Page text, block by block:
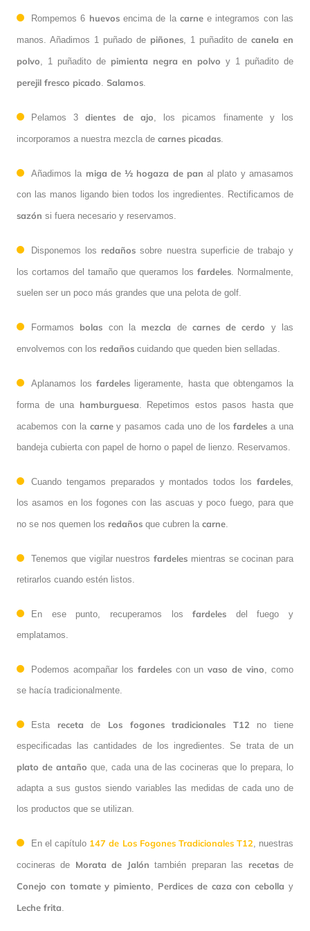
Rompemos 6 huevosencima de la carnee integramos con las
manos. Añadimos 1 puñado de piñones , 1 puñadito de canela en
polvo , 1 puñadito de pimienta negra en polvo y 1 puñadito de
perejil fresco picado Salamos
Pelamos 3dientes de ajo , los picamos finamente y los
incorporamos a nuestra mezcla de carnes picadas
Añadimos la miga de ½ hogaza de pan al plato y amasamos
con las manos ligando bien todos los ingredientes. Rectificamos de
sazón si fuera necesario y reservamos.
Disponemos los redaños sobre nuestra superficie de trabajo y
los cortamos del tamaño que queramos los fardeles . Normalmente,
suelen ser un poco más grandes que una pelota de golf.
Formamos bolas con la mezcla de carnes de cerdo y las
envolvemos con los redaños cuidando que queden bien selladas.
Aplanamos losfardeles ligeramente, hasta que obtengamos la
forma de una hamburguesa . Repetimos estos pasos hasta que
acabemos con la carney pasamos cada uno de losfardeles a una
bandeja cubierta con papel de horno o papel de lienzo. Reservamos.
Cuando tengamos preparados y montados todos los fardeles
los asamos en los fogones con las ascuas y poco fuego, para que
no se nos quemen los redaños que cubren la carne
Tenemos que vigilar nuestros fardeles mientras se cocinan para
retirarlos cuando estén listos.
En ese punto, recuperamos losfardeles del fuego y
emplatamos.
Podemos acompañar los fardelescon unvaso de vino , como
se hacía tradicionalmente.
Esta receta de Los fogones tradicionales T12 no tiene
especificadas las cantidades de los ingredientes. Se trata de un
plato de antaño que, cada una de las cocineras que lo prepara, lo
adapta a sus gustos siendo variables las medidas de cada uno de
los productos que se utilizan.
En el capítulo 147 de Los Fogones Tradicionales T12 , nuestras
cocineras de Morata de Jalón también preparan las recetasde
Conejo con tomate y pimiento Perdices de caza con cebolla y
Leche frita